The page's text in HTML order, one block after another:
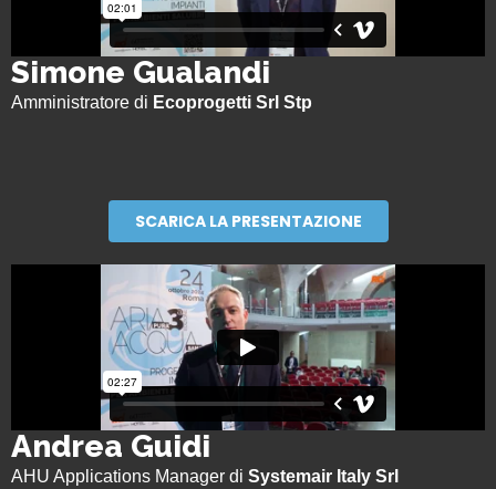
Simone Gualandi
Amministratore di Ecoprogetti Srl Stp
SCARICA LA PRESENTAZIONE
Andrea Guidi
AHU Applications Manager di Systemair Italy Srl